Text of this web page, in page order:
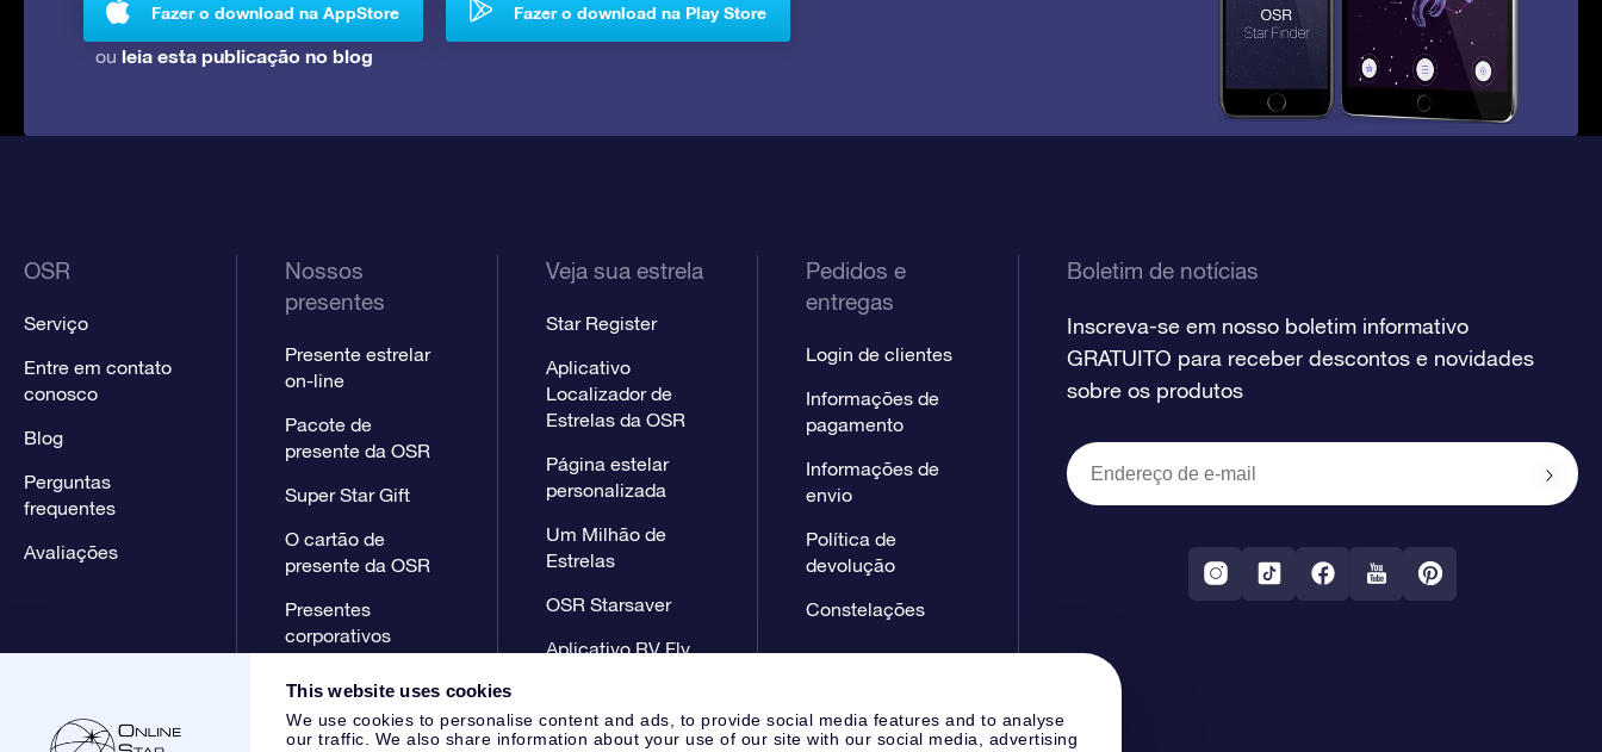
This website uses cookies
We use cookies to personalise content and ads, to provide social media features and to analyse
our traffic. We also share information about your use of our site with our social media, advertising
Fazer o download na AppStore Fazer o download na Play Store
ou leia esta publicação no blog
OSR
Serviço
Entre em contato
conosco
Blog
Perguntas
frequentes
Avaliações
Nossos
presentes
Presente estrelar
on-line
Pacote de
presente da OSR
Super Star Gift
O cartão de
presente da OSR
Presentes
corporativos
Veja sua estrela
Star Register
Aplicativo
Localizador de
Estrelas da OSR
Página estelar
personalizada
Um Milhão de
Estrelas
OSR Starsaver
Aplicativo RV Fly
Pedidos e
entregas
Login de clientes
Informações de
pagamento
Informações de
envio
Política de
devolução
Constelações
Boletim de notícias
Inscreva-se em nosso boletim informativo
GRATUITO para receber descontos e novidades
sobre os produtos